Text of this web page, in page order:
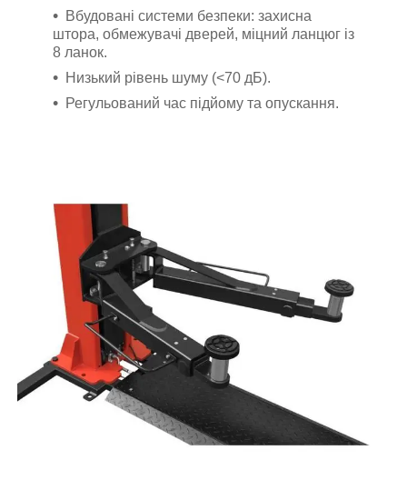
Вбудовані системи безпеки: захисна
штора, обмежувачі дверей, міцний ланцюг із
8 ланок.
Низький рівень шуму (<70 дБ).
Регульований час підйому та опускання.